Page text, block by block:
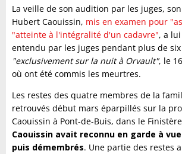
La veille de son audition par les juges,
Hubert Caouissin, mis en examen pour
"atteinte à l'intégralité d'un cadavre", a
entendu par les juges pendant plus de
"exclusivement sur la nuit à Orvault", le
où ont été commis les meurtres.
Les restes des quatre membres de la
retrouvés début mars éparpillés sur la
Caouissin à Pont-de-Buis, dans le
Caouissin avait reconnu en garde à
puis démembrés. Une partie des restes